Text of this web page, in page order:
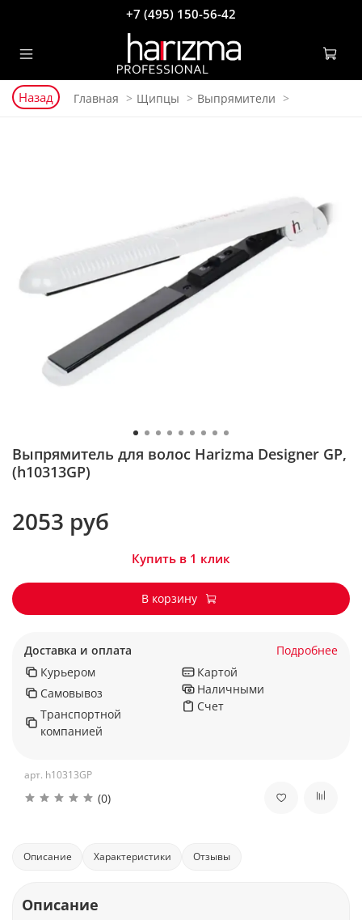
+7 (495) 150-56-42
Назад Главная Щипцы Выпрямители
арт. h10313GP
(0)
Выпрямитель для волос Harizma Designer GP,
(h10313GP)
2053 руб
Купить в 1 клик
В корзину
Доставка и оплата
Подробнее
Курьером
Самовывоз
Транспортной
компанией
Картой
Наличными
Счет
Описание Характеристики Отзывы
Описание